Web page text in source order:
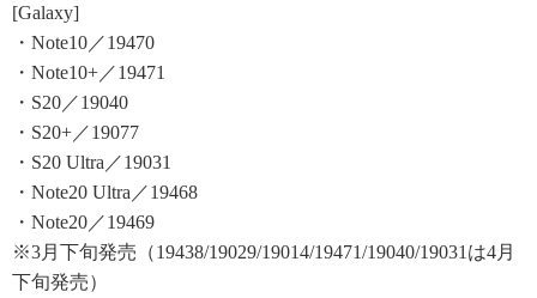
[Galaxy]
・Note10／19470
・Note10+／19471
・S20／19040
・S20+／19077
・S20 Ultra／19031
・Note20 Ultra／19468
・Note20／19469
※3月下旬発売（19438/19029/19014/19471/19040/19031は4月
下旬発売）